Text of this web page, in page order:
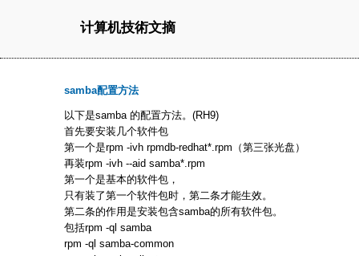
计算机技術文摘
samba配置方法
以下是samba 的配置方法。(RH9)
首先要安装几个软件包
第一个是rpm -ivh rpmdb-redhat*.rpm（第三张光盘）
再装rpm -ivh --aid samba*.rpm
第一个是基本的软件包，
只有装了第一个软件包时，第二条才能生效。
第二条的作用是安装包含samba的所有软件包。
包括rpm -ql samba
rpm -ql samba-common